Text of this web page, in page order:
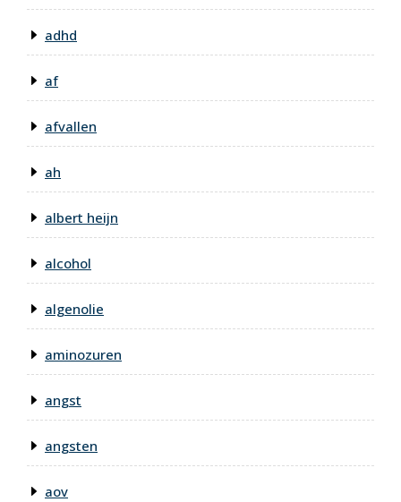
adhd
af
afvallen
ah
albert heijn
alcohol
algenolie
aminozuren
angst
angsten
aov